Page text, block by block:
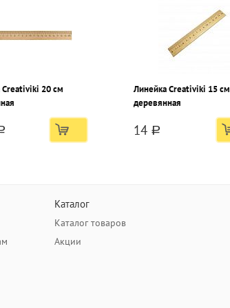
Creativiki 20 см
Линейка Creativiki 15 см
деревянная
14 a
Каталог
Каталог товаров
Акции